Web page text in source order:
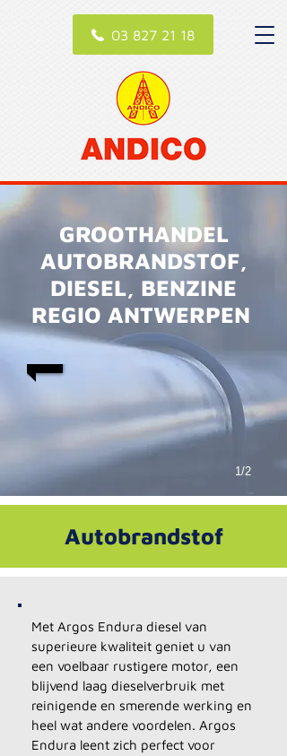
03 827 21 18
GROOTHANDEL
AUTOBRANDSTOF,
DIESEL, BENZINE
REGIO ANTWERPEN
1/2
Met Argos Endura diesel van
superieure kwaliteit geniet u van
een voelbaar rustigere motor, een
blijvend laag dieselverbruik met
reinigende en smerende werking en
heel wat andere voordelen. Argos
Endura leent zich perfect voor
Autobrandstof